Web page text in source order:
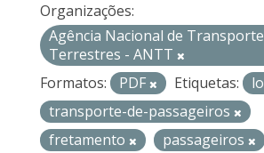
Organizações:
Agência Nacional de
Terrestres - ANTT
Formatos:
PDF Etiquetas:
transporte-de-passageiros
fretamento
passageiros